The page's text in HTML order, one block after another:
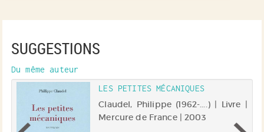
SUGGESTIONS
Du même auteur
LES PETITES MÉCANIQUES
Claudel, Philippe (1962-....) | Livre |
Mercure de France | 2003